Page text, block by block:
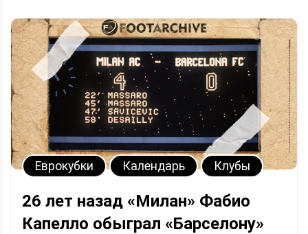
Еврокубки Календарь Клубы
26 лет назад «Милан» Фабио
Капелло обыграл «Барселону»